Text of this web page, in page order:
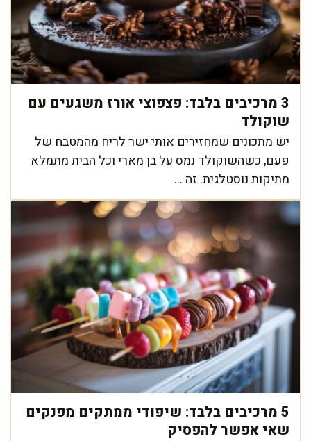
3 מרכיבים בלבד: פצפוצי אורז משגעים עם
שוקולד
יש מתכונים שמחזירים אותי ישר לריח מהמטבח של
פעם, כשהשוקולד נמס על בן מארי וכל הבית מתמלא
מתיקות נוסטלגית. זה ...
5 מרכיבים בלבד: שיפודי ממתקים מפנקים
שאי אפשר להפסיק